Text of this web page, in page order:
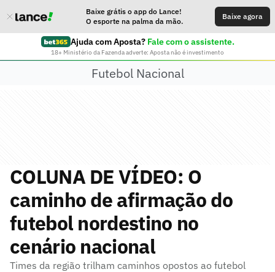
Baixe grátis o app do Lance!
O esporte na palma da mão.
Baixe agora
Ajuda com Aposta? Fale com o assistente.
18+ Ministério da Fazenda adverte: Aposta não é investimento
Futebol Nacional
COLUNA DE VÍDEO: O
caminho de afirmação do
futebol nordestino no
cenário nacional
Times da região trilham caminhos opostos ao futebol